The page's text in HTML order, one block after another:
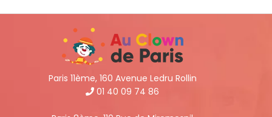
Paris 11ème, 160 Avenue Ledru Rollin
01 40 09 74 86